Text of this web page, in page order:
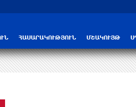
ՀԱՍԱՐԱԿՈՒԹՅՈՒՆ ՄՇԱԿՈՒՅԹ